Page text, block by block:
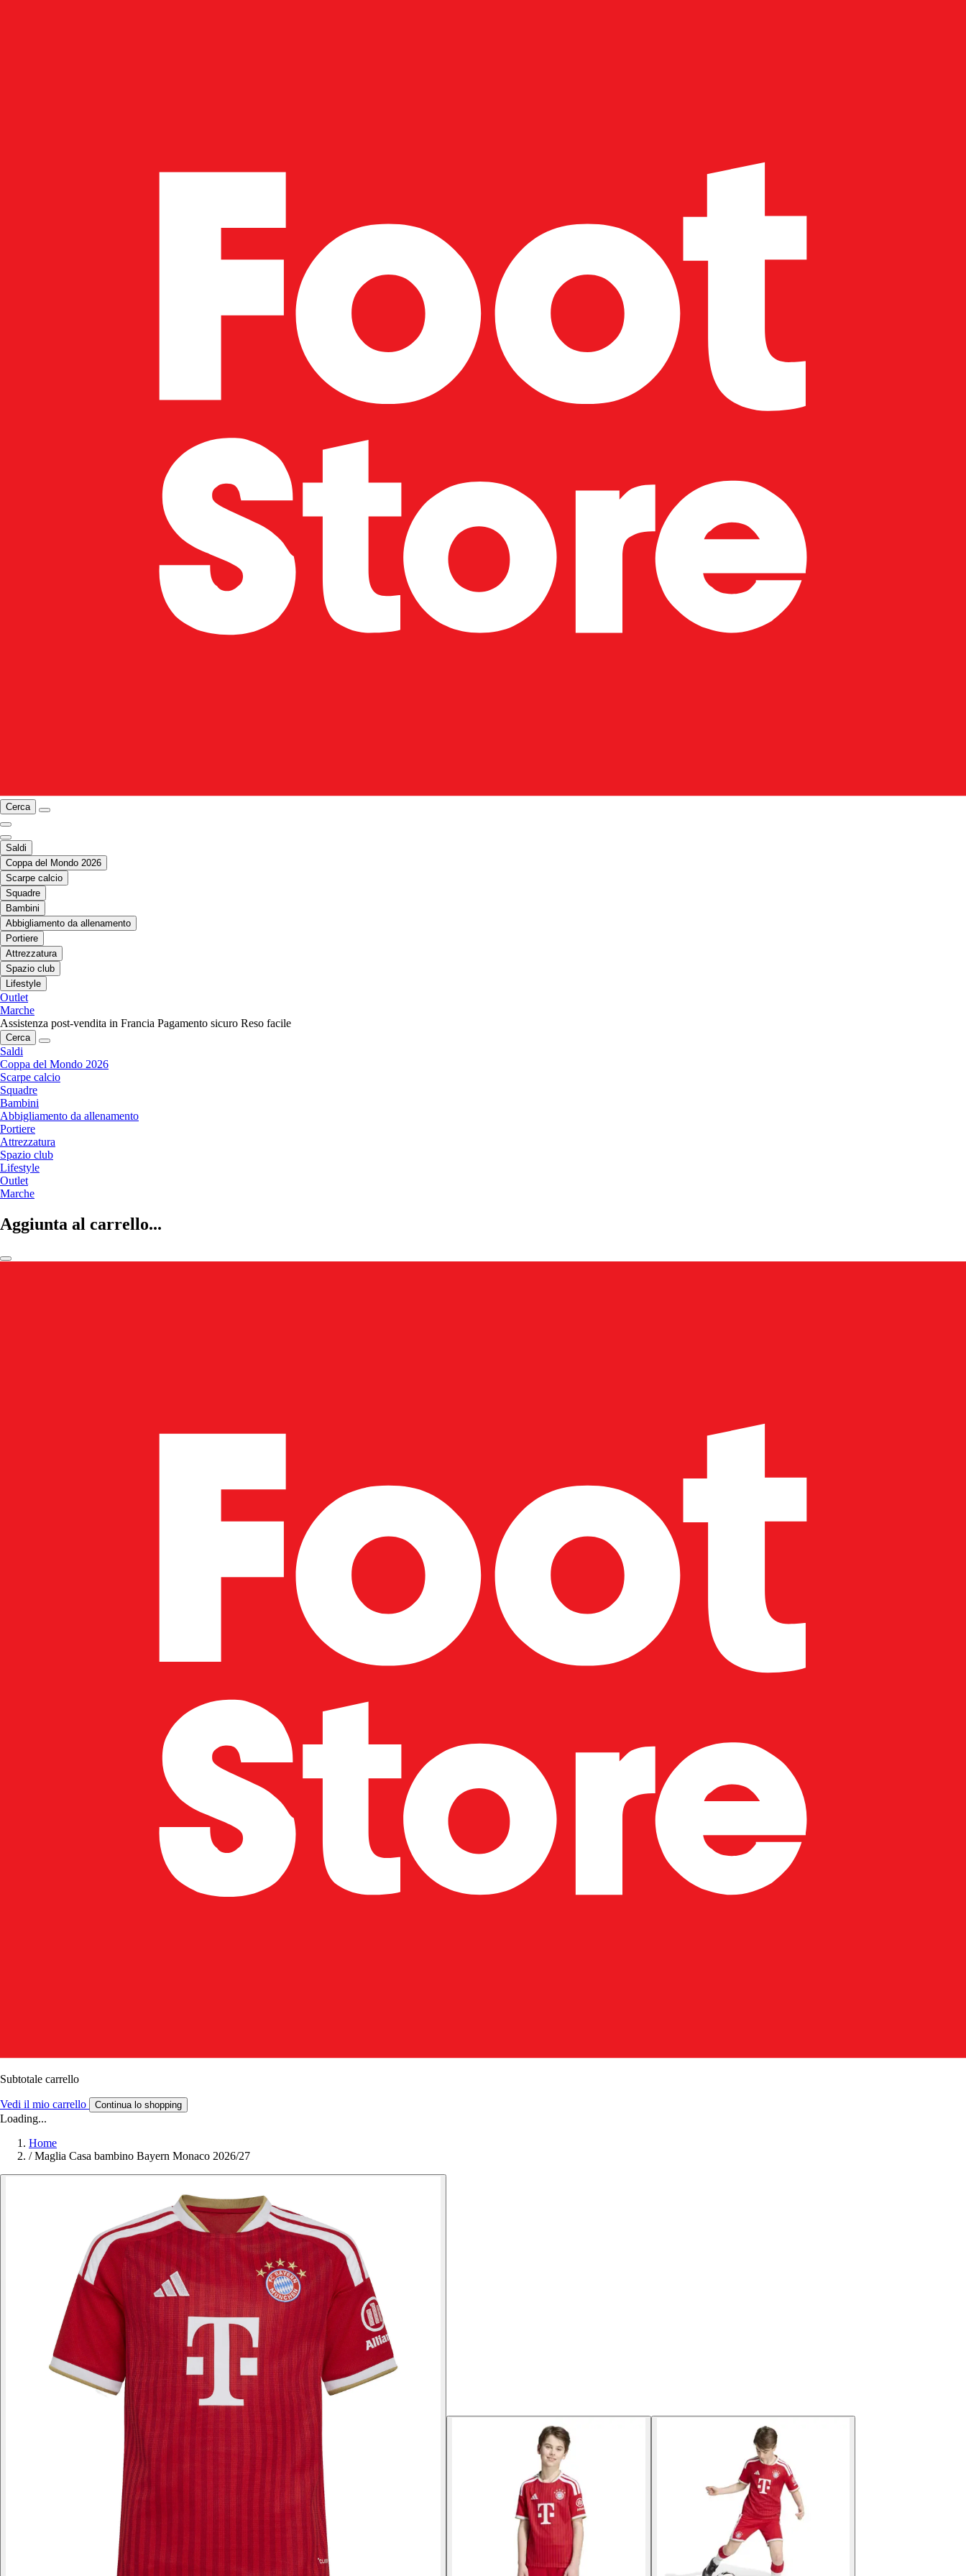
Cerca
Saldi
Coppa del Mondo 2026
Scarpe calcio
Squadre
Bambini
Abbigliamento da allenamento
Portiere
Attrezzatura
Spazio club
Lifestyle
Outlet
Marche
Assistenza post-vendita in Francia Pagamento sicuro Reso facile
Cerca
Saldi
Coppa del Mondo 2026
Scarpe calcio
Squadre
Bambini
Abbigliamento da allenamento
Portiere
Attrezzatura
Spazio club
Lifestyle
Outlet
Marche
Aggiunta al carrello...
Subtotale carrello
Vedi il mio carrello Continua lo shopping
Loading...
Home
/ Maglia Casa bambino Bayern Monaco 2026/27